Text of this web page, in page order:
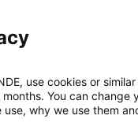
use cookies or
You can
why we use them